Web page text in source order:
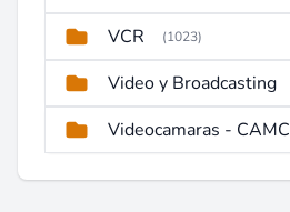
VCR (1023)
Video y Broadcasting
Videocamaras -